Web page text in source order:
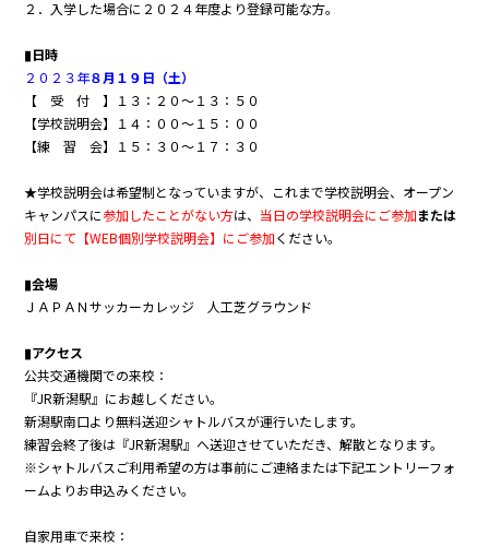
２．入学した場合に２０２４年度より登録可能な方。
▮日時
２０２３年８月１９日（土）
【 受 付 】１３：２０～１３：５０
【学校説明会】１４：００～１５：００
【練 習 会】１５：３０～１７：３０
★学校説明会は希望制となっていますが、これまで学校説明会、オープン
キャンパスに参加したことがない方は、 当日の学校説明会に ご参加または
別日にて【WEB個別学校説明会】にご参加ください。
▮会場
ＪＡＰＡＮサッカーカレッジ 人工芝グラウンド
▮アクセス
公共交通機関での来校：
『JR新潟駅』にお越しください。
新潟駅南口より無料送迎シャトルバスが運行いたします。
練習会終了後は『JR新潟駅』へ送迎させていただき、解散となります。
※シャトルバスご利用希望の方は事前にご連絡または下記エントリーフォ
ームよりお申込みください。
自家用車で来校：